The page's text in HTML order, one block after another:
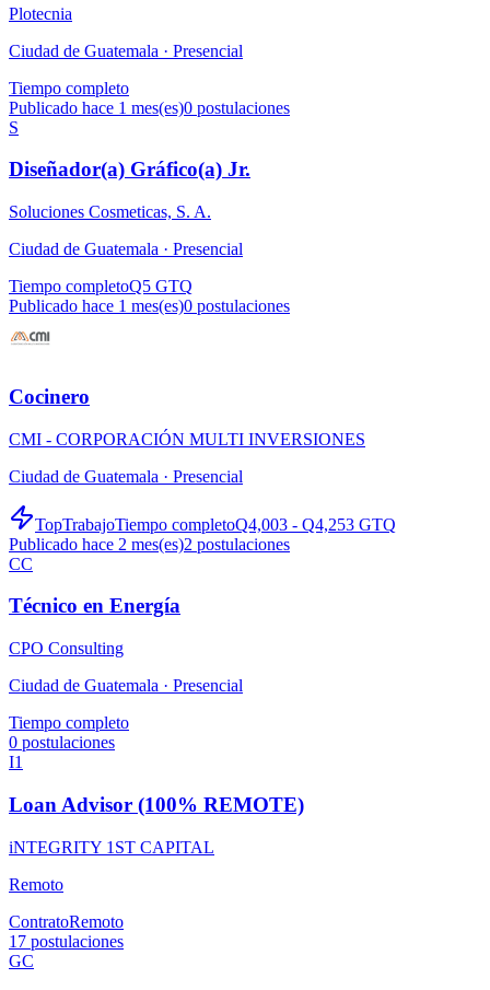
Plotecnia
Ciudad de Guatemala · Presencial
Tiempo completo
Publicado hace 1 mes(es)0 postulaciones
S
Diseñador(a) Gráfico(a) Jr.
Soluciones Cosmeticas, S. A.
Ciudad de Guatemala · Presencial
Tiempo completoQ5 GTQ
Publicado hace 1 mes(es)0 postulaciones
Cocinero
CMI - CORPORACIÓN MULTI INVERSIONES
Ciudad de Guatemala · Presencial
TopTrabajoTiempo completoQ4,003 - Q4,253 GTQ
Publicado hace 2 mes(es)2 postulaciones
CC
Técnico en Energía
CPO Consulting
Ciudad de Guatemala · Presencial
Tiempo completo
0 postulaciones
I1
Loan Advisor (100% REMOTE)
iNTEGRITY 1ST CAPITAL
Remoto
ContratoRemoto
17 postulaciones
GC